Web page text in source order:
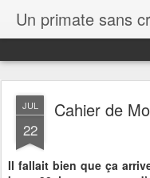
Un primate sans
JUL
22
Cahier de
Il fallait bien que ça